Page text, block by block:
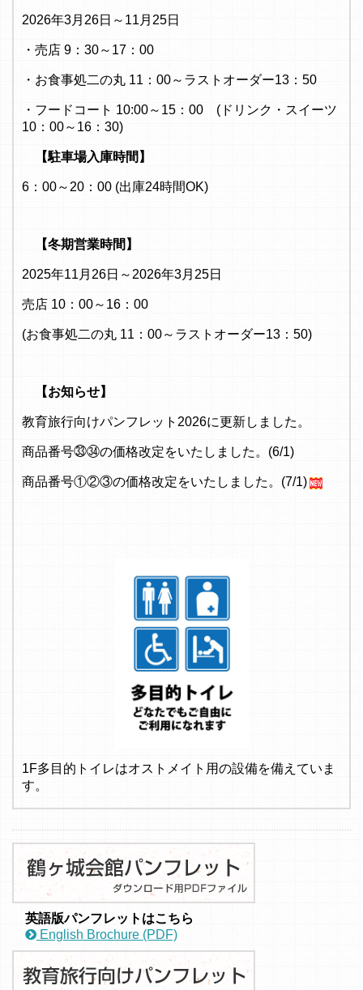
2026年3月26日～11月25日
・売店 9：30～17：00
・お食事処二の丸 11：00～ラストオーダー13：50
・フードコート 10:00～15：00 (ドリンク・スイーツ
10：00～16：30)
【駐車場入庫時間】
6：00～20：00 (出庫24時間OK)
【冬期営業時間】
2025年11月26日～2026年3月25日
売店 10：00～16：00
(お食事処二の丸 11：00～ラストオーダー13：50)
【お知らせ】
教育旅行向けパンフレット2026に更新しました。
商品番号㉝㉞の価格改定をいたしました。(6/1)
商品番号①②③の価格改定をいたしました。(7/1)
1F多目的トイレはオストメイト用の設備を備えていま
す。
英語版パンフレットはこちら
English Brochure (PDF)